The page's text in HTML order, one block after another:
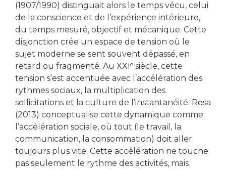
(1907/1990) distinguait alors le temps vécu, celui
de la conscience et de l’expérience intérieure,
du temps mesuré, objectif et mécanique. Cette
disjonction crée un espace de tension où le
sujet moderne se sent souvent dépassé, en
retard ou fragmenté. Au XXIᵉ siècle, cette
tension s’est accentuée avec l’accélération des
rythmes sociaux, la multiplication des
sollicitations et la culture de l’instantanéité. Rosa
(2013) conceptualise cette dynamique comme
l’accélération sociale, où tout (le travail, la
communication, la consommation) doit aller
toujours plus vite. Cette accélération ne touche
pas seulement le rythme des activités, mais